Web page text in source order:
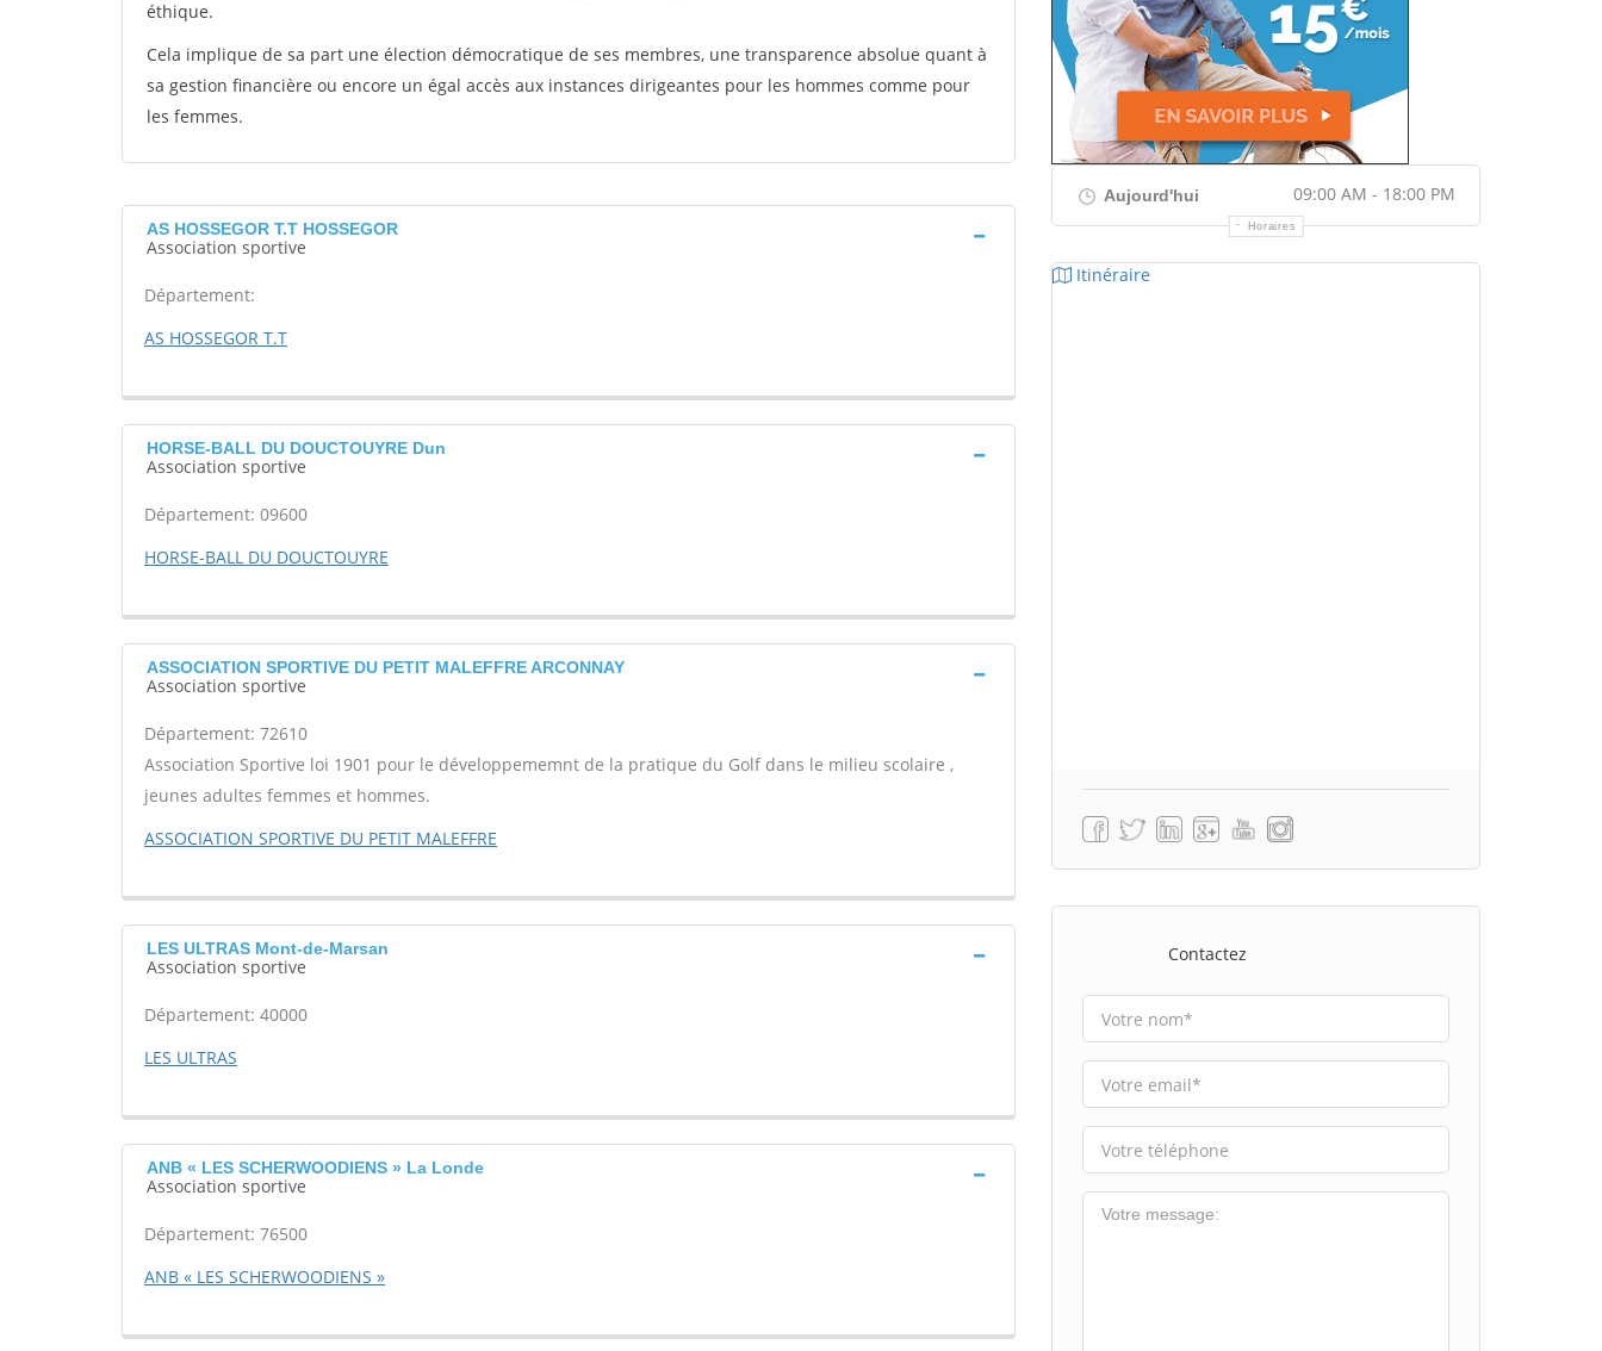
éthique.
Cela implique de sa part une élection démocratique de ses membres, une transparence absolue quant à
sa gestion financière ou encore un égal accès aux instances dirigeantes pour les hommes comme pour
les femmes.
AS HOSSEGOR T.T HOSSEGOR
Association sportive
Département:
AS HOSSEGOR T.T
HORSE-BALL DU DOUCTOUYRE Dun
Association sportive
Département: 09600
HORSE-BALL DU DOUCTOUYRE
ASSOCIATION SPORTIVE DU PETIT MALEFFRE ARCONNAY
Association sportive
Département: 72610
Association Sportive loi 1901 pour le développememnt de la pratique du Golf dans le milieu scolaire ,
jeunes adultes femmes et hommes.
ASSOCIATION SPORTIVE DU PETIT MALEFFRE
LES ULTRAS Mont-de-Marsan
Association sportive
Département: 40000
LES ULTRAS
ANB « LES SCHERWOODIENS » La Londe
Association sportive
Département: 76500
ANB « LES SCHERWOODIENS »
Aujourd'hui 09:00 AM - 18:00 PM
Horaires
Itinéraire
Contactez